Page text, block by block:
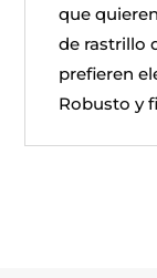
que
de rastrillo
prefieren
Robusto y